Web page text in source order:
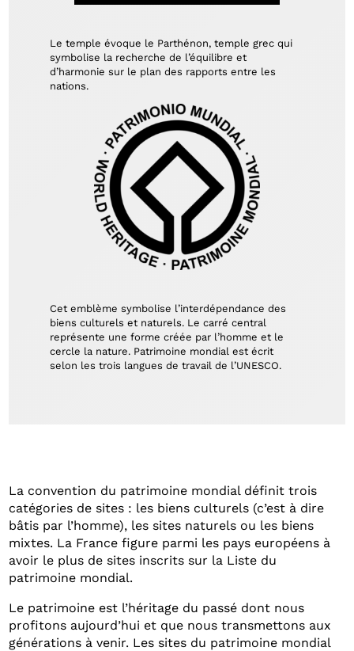
Le temple évoque le Parthénon, temple grec qui
symbolise la recherche de l’équilibre et
d’harmonie sur le plan des rapports entre les
nations.
Cet emblème symbolise l’interdépendance des
biens culturels et naturels. Le carré central
représente une forme créée par l’homme et le
cercle la nature. Patrimoine mondial est écrit
selon les trois langues de travail de l’UNESCO.
La convention du patrimoine mondial définit trois
catégories de sites : les biens culturels (c’est à dire
bâtis par l’homme), les sites naturels ou les biens
mixtes. La France figure parmi les pays européens à
avoir le plus de sites inscrits sur la Liste du
patrimoine mondial.
Le patrimoine est l’héritage du passé dont nous
profitons aujourd’hui et que nous transmettons aux
générations à venir. Les sites du patrimoine mondial